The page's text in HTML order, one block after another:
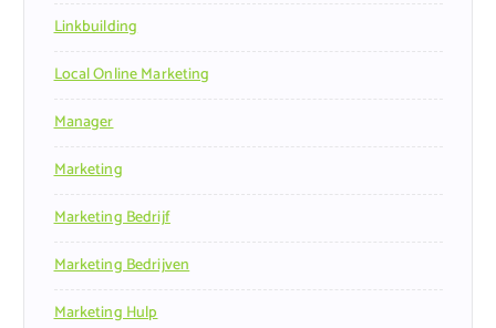
Linkbuilding
Local Online Marketing
Manager
Marketing
Marketing Bedrijf
Marketing Bedrijven
Marketing Hulp